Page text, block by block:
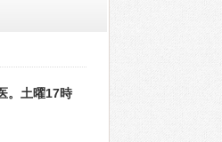
。土曜17時